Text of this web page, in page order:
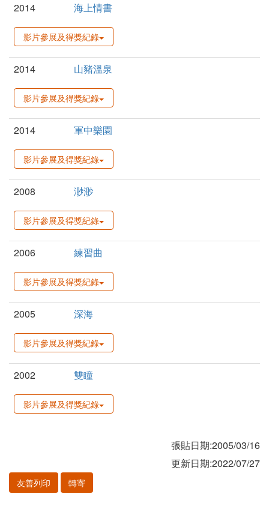
2014
海上情書
影片參展及得獎紀錄
2014 山豬溫泉
影片參展及得獎紀錄
2014 軍中樂園
影片參展及得獎紀錄
2008 渺渺
影片參展及得獎紀錄
2006 練習曲
影片參展及得獎紀錄
2005 深海
影片參展及得獎紀錄
2002 雙瞳
影片參展及得獎紀錄
張貼日期:2005/03/16
更新日期:2022/07/27
友善列印 轉寄